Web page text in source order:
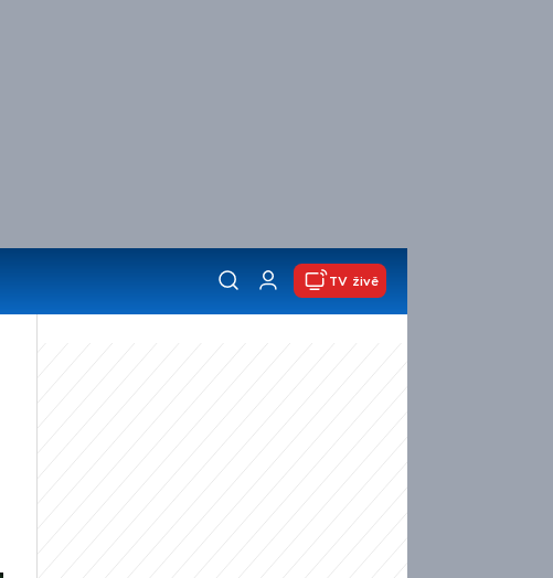
TV živě